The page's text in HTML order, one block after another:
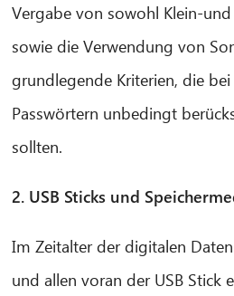
Vergabe von sowohl Klein-
sowie die Verwendung von
grundlegende Kriterien, die
Passwörtern unbedingt
sollten.
2. USB Sticks und
Im Zeitalter der digitalen
und allen voran der USB Stick